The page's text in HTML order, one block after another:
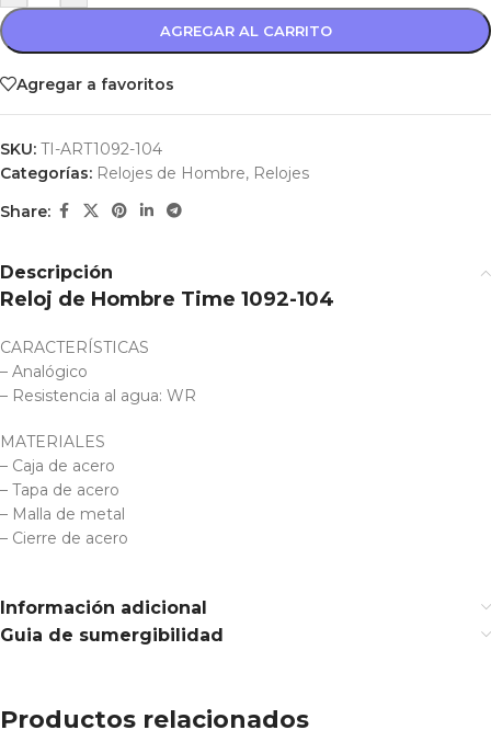
AGREGAR AL CARRITO
Agregar a favoritos
SKU: TI-ART1092-104
Categorías: Relojes de Hombre, Relojes
Share:
Descripción
Reloj de Hombre Time 1092-104
CARACTERÍSTICAS
– Analógico
– Resistencia al agua: WR
MATERIALES
– Caja de acero
– Tapa de acero
– Malla de metal
– Cierre de acero
Información adicional
Guia de sumergibilidad
Productos relacionados